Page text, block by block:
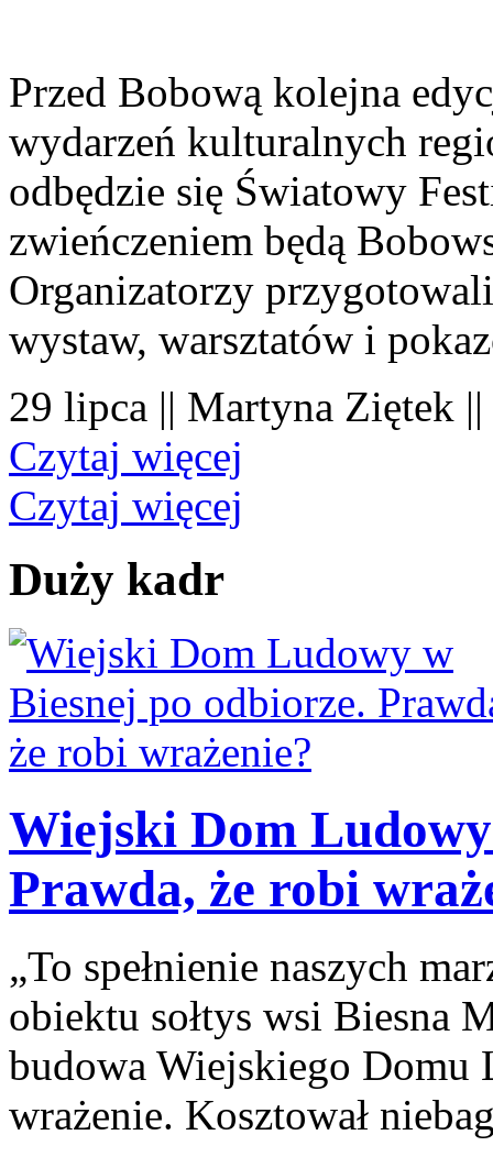
Przed Bobową kolejna
wydarzeń kulturalnych
odbędzie się Światowy
zwieńczeniem będą
Organizatorzy
wystaw, warsztatów i
29 lipca || Martyna Ziętek
Czytaj więcej
Czytaj więcej
Duży kadr
Wiejski Dom
Prawda, że robi
„To spełnienie naszych
obiektu sołtys wsi Biesna
budowa Wiejskiego Domu
wrażenie. Kosztował